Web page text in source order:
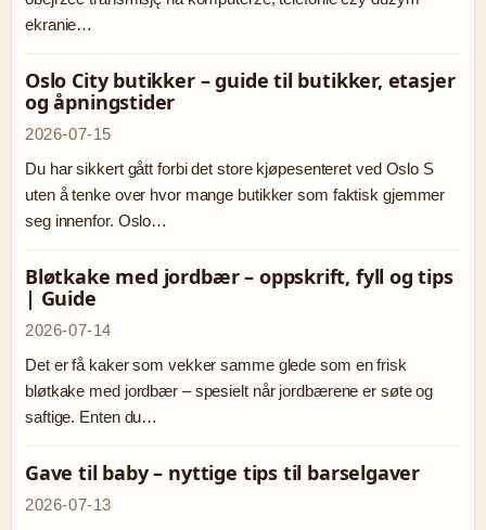
ekranie…
Oslo City butikker – guide til butikker, etasjer
og åpningstider
2026-07-15
Du har sikkert gått forbi det store kjøpesenteret ved Oslo S
uten å tenke over hvor mange butikker som faktisk gjemmer
seg innenfor. Oslo…
Bløtkake med jordbær – oppskrift, fyll og tips
| Guide
2026-07-14
Det er få kaker som vekker samme glede som en frisk
bløtkake med jordbær – spesielt når jordbærene er søte og
saftige. Enten du…
Gave til baby – nyttige tips til barselgaver
2026-07-13